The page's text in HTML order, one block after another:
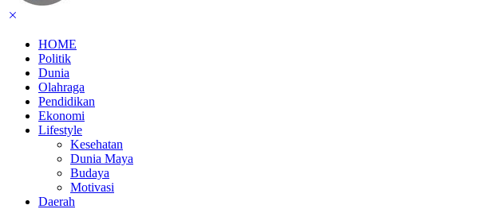
HOME
Politik
Dunia
Olahraga
Pendidikan
Ekonomi
Lifestyle
Kesehatan
Dunia Maya
Budaya
Motivasi
Daerah